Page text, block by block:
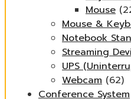
Mouse
Mouse &
Notebook
Streaming
UPS
Webcam (62)
Conference System